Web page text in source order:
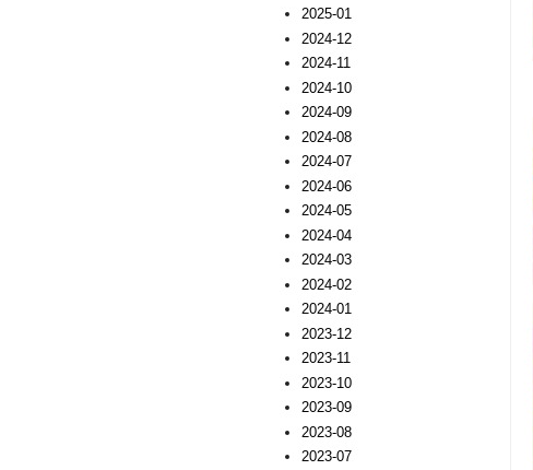
2025-01
2024-12
2024-11
2024-10
2024-09
2024-08
2024-07
2024-06
2024-05
2024-04
2024-03
2024-02
2024-01
2023-12
2023-11
2023-10
2023-09
2023-08
2023-07